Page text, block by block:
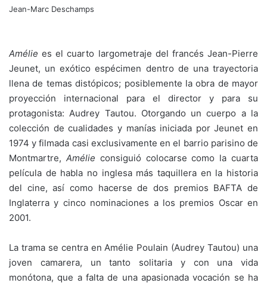
Jean-Marc Deschamps
Amélie es el cuarto largometraje del francés Jean-Pierre
Jeunet, un exótico espécimen dentro de una trayectoria
llena de temas distópicos; posiblemente la obra de mayor
proyección internacional para el director y para su
protagonista: Audrey Tautou. Otorgando un cuerpo a la
colección de cualidades y manías iniciada por Jeunet en
1974 y filmada casi exclusivamente en el barrio parisino de
Montmartre, Amélie consiguió colocarse como la cuarta
película de habla no inglesa más taquillera en la historia
del cine, así como hacerse de dos premios BAFTA de
Inglaterra y cinco nominaciones a los premios Oscar en
2001.
La trama se centra en Amélie Poulain (Audrey Tautou) una
joven camarera, un tanto solitaria y con una vida
monótona, que a falta de una apasionada vocación se ha